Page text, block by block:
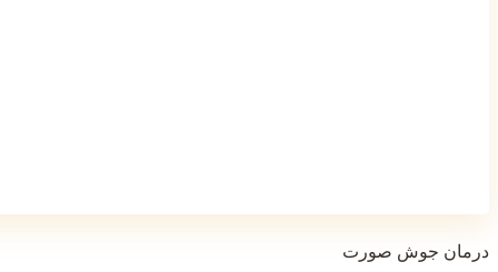
درمان جوش صورت